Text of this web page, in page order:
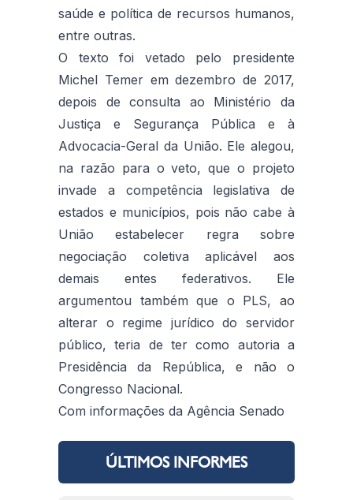
saúde e política de recursos humanos,
entre outras.
O texto foi vetado pelo presidente
Michel Temer em dezembro de 2017,
depois de consulta ao Ministério da
Justiça e Segurança Pública e à
Advocacia-Geral da União. Ele alegou,
na razão para o veto, que o projeto
invade a competência legislativa de
estados e municípios, pois não cabe à
União estabelecer regra sobre
negociação coletiva aplicável aos
demais entes federativos. Ele
argumentou também que o PLS, ao
alterar o regime jurídico do servidor
público, teria de ter como autoria a
Presidência da República, e não o
Congresso Nacional.
Com informações da Agência Senado
ÚLTIMOS INFORMES